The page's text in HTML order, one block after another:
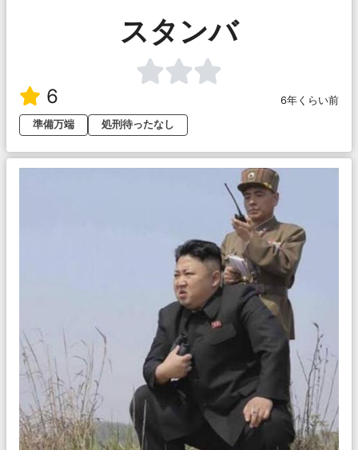
スタンバ
6
6年くらい前
準備万端
処刑待ったなし